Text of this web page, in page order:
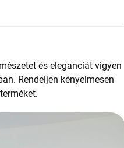
és eleganciát vigyen
Rendeljen kényelmesen